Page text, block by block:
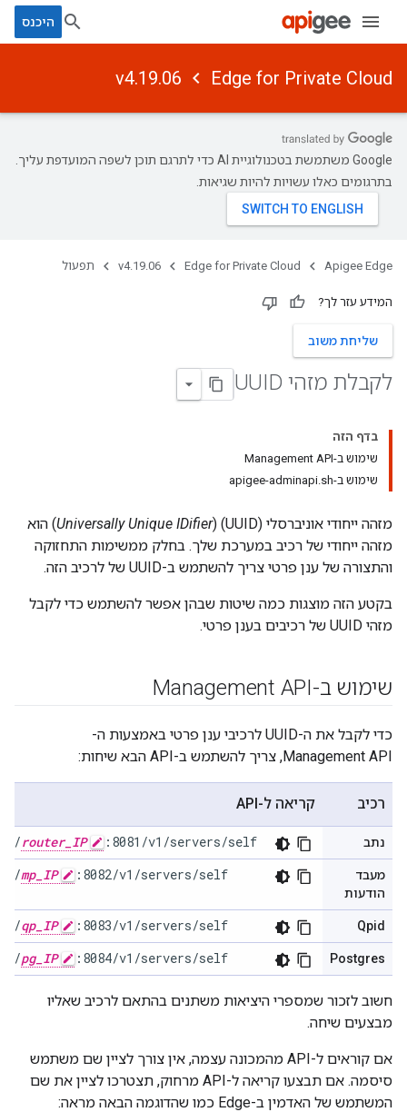
היכנס
Edge for Private Cloud
v4.19.06
‫Google משתמשת בטכנולוגיית AI כדי לתרגם תוכן לשפה המועדפת עליך.
בתרגומים כאלו עשויות להיות שגיאות.
Apigee Edge
Edge for Private Cloud
v4.19.06 תפעול
המידע עזר לך?
שליחת משוב
לקבלת מזהי UUID
בדף הזה
שימוש ב-Management API
שימוש ב-apigee-adminapi.sh
מזהה ייחודי אוניברסלי (UUID) ( Universally Unique IDifier) הוא
מזהה ייחודי של רכיב במערכת שלך. בחלק ממשימות התחזוקה
והתצורה של ענן פרטי צריך להשתמש ב-UUID של לרכיב הזה.
בקטע הזה מוצגות כמה שיטות שבהן אפשר להשתמש כדי לקבל
מזהי UUID של רכיבים בענן פרטי.
שימוש ב-Management API
כדי לקבל את ה-UUID לרכיבי ענן פרטי באמצעות ה-
Management API, צריך להשתמש ב-API הבא שיחות:
רכיב קריאה ל-API
נתב router_IP :8081/v1/servers/self
מעבד
הודעות
mp_IP :8082/v1/servers/self
Qpid
qp_IP :8083/v1/servers/self
Postgres
pg_IP :8084/v1/servers/self
חשוב לזכור שמספרי היציאות משתנים בהתאם לרכיב שאליו
מבצעים שיחה.
אם קוראים ל-API מהמכונה עצמה, אין צורך לציין שם משתמש
סיסמה. אם תבצעו קריאה ל-API מרחוק, תצטרכו לציין את שם
המשתמש של האדמין ב-Edge כמו שהדוגמה הבאה מראה: